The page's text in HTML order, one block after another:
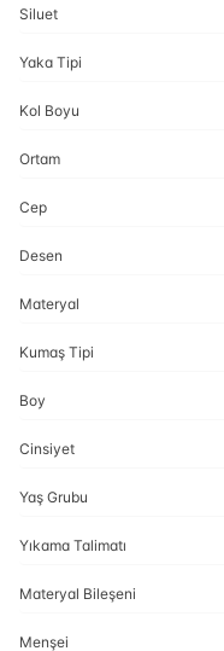
Siluet
Yaka Tipi
Kol Boyu
Ortam
Cep
Desen
Materyal
Kumaş Tipi
Boy
Cinsiyet
Yaş Grubu
Yıkama Talimatı
Materyal Bileşeni
Menşei